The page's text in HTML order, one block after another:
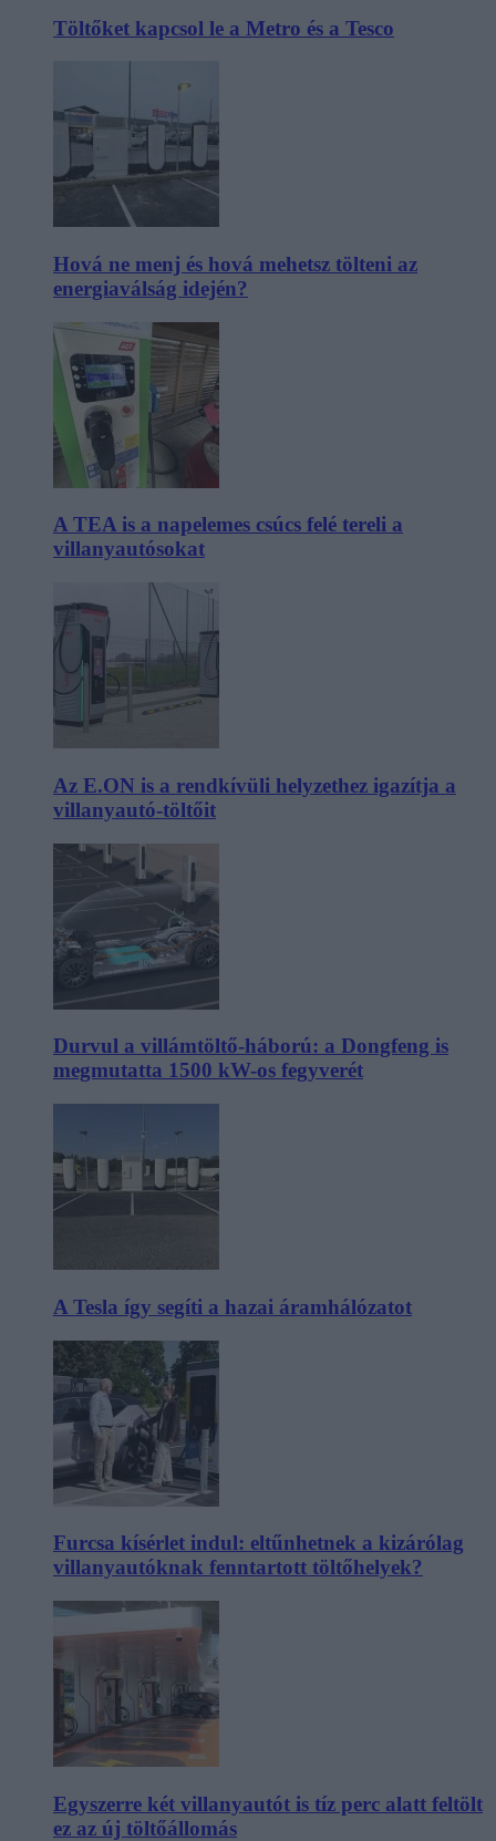
Töltőket kapcsol le a Metro és a Tesco
Hová ne menj és hová mehetsz tölteni az
energiaválság idején?
A TEA is a napelemes csúcs felé tereli a
villanyautósokat
Az E.ON is a rendkívüli helyzethez igazítja a
villanyautó-töltőit
Durvul a villámtöltő-háború: a Dongfeng is
megmutatta 1500 kW-os fegyverét
A Tesla így segíti a hazai áramhálózatot
Furcsa kísérlet indul: eltűnhetnek a kizárólag
villanyautóknak fenntartott töltőhelyek?
Egyszerre két villanyautót is tíz perc alatt feltölt
ez az új töltőállomás